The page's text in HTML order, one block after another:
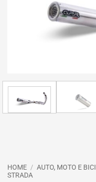
HOME / AUTO, MOTO E BICI
STRADA